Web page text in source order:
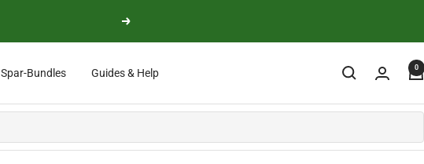
Next
Spar-Bundles Guides & Help 0